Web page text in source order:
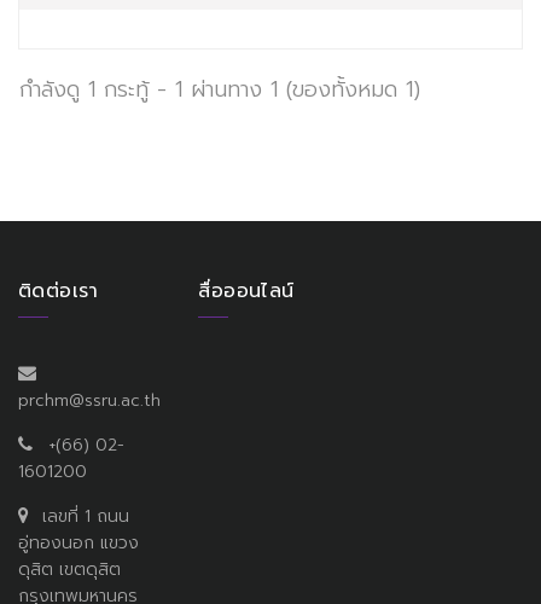
กำลังดู 1 กระทู้ - 1 ผ่านทาง 1 (ของทั้งหมด 1)
ติดต่อเรา
prchm@ssru.ac.th
+(66) 02-
1601200
เลขที่ 1 ถนน
อู่ทองนอก แขวง
ดุสิต เขตดุสิต
กรุงเทพมหานคร
สื่อออนไลน์